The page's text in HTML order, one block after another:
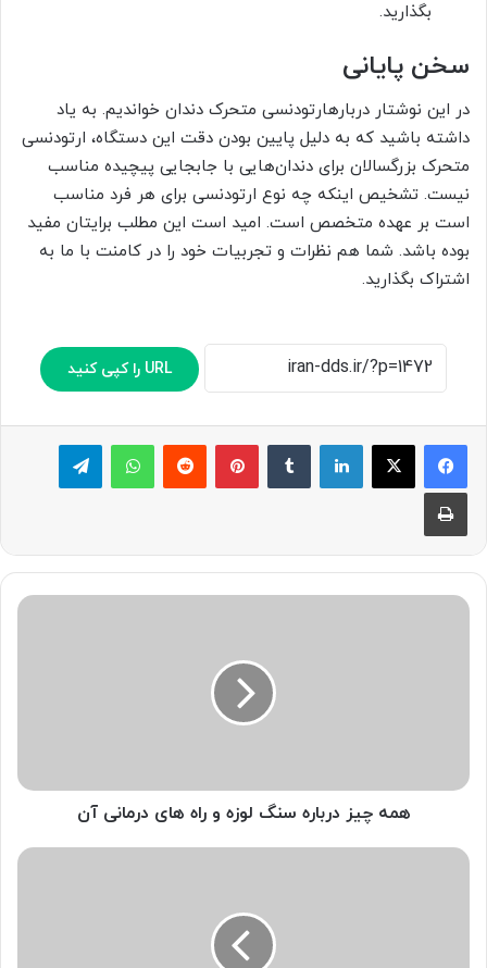
بگذارید.
سخن پایانی
در این نوشتار دربارهارتودنسی متحرک دندان خواندیم. به یاد
داشته باشید که به دلیل پایین بودن دقت این دستگاه، ارتودنسی
متحرک بزرگسالان برای دندان­‌هایی با جابجایی پیچیده مناسب
نیست. تشخیص اینکه چه نوع ارتودنسی برای هر فرد مناسب
است بر عهده متخصص است. امید است این مطلب برایتان مفید
بوده باشد. شما هم نظرات و تجربیات خود را در کامنت با ما به
اشتراک بگذارید.
URL را کپی کنید
لینکدین ‫تامبلر پینترست‫رددیت واتس آپ تلگرام
چاپ
همه
درمانی
همه چیز درباره سنگ لوزه و راه های درمانی آن
تغییر